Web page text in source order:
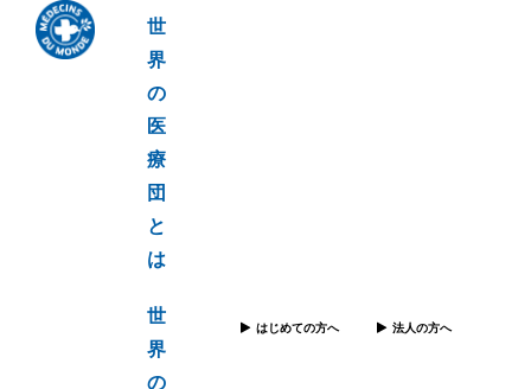
世
界
の
医
療
団
と
は
世
界
の
はじめての方へ 法人の方へ